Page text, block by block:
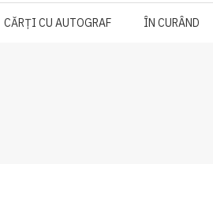
CĂRȚI CU AUTOGRAF ÎN CURÂND